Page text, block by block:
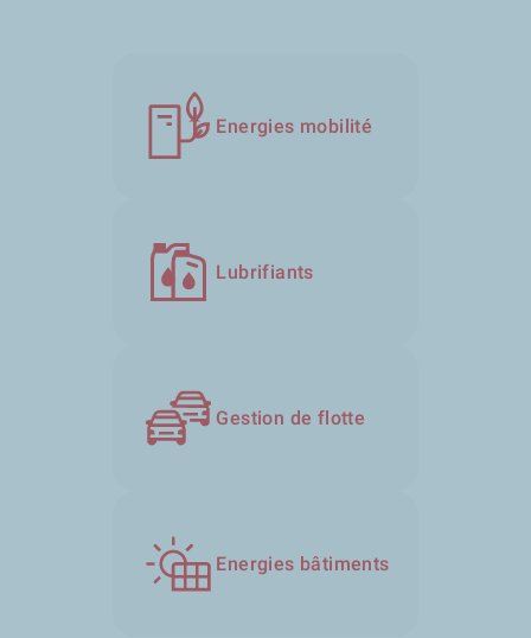
Energies mobilité
Lubrifiants
Gestion de flotte
Energies bâtiments